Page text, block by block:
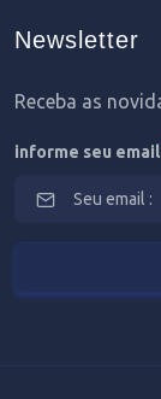
Newsletter
Receba as
informe seu email